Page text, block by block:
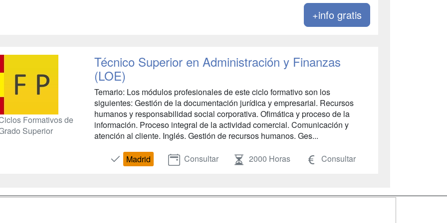
+info gratis
Formativos de
Superior
Técnico Superior en Administración y Finanzas
(LOE)
Temario: Los módulos profesionales de este ciclo formativo son los
siguientes: Gestión de la documentación jurídica y empresarial. Recursos
humanos y responsabilidad social corporativa. Ofimática y proceso de la
información. Proceso integral de la actividad comercial. Comunicación y
atención al cliente. Inglés. Gestión de recursos humanos. Ges...
Madrid Consultar 2000 Horas Consultar